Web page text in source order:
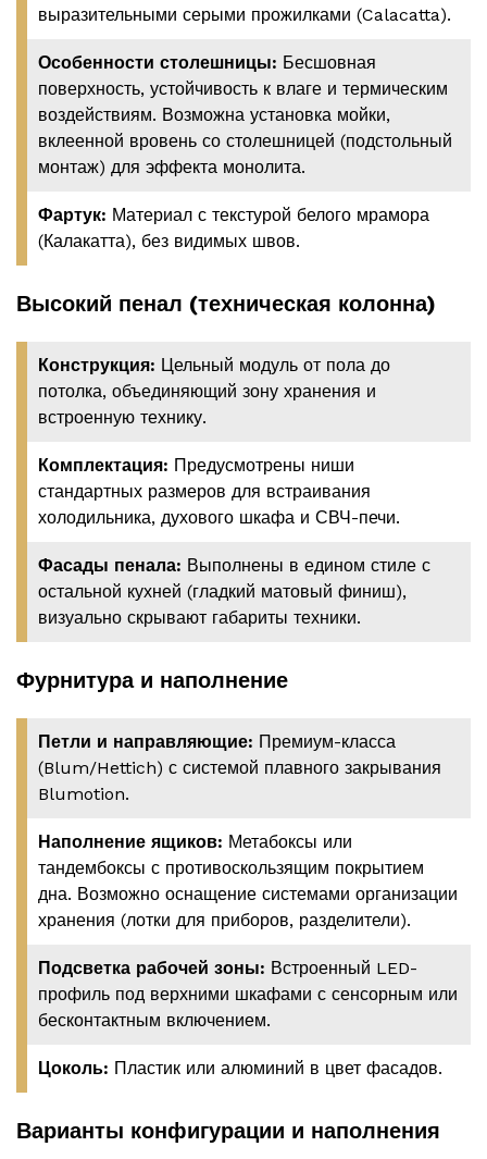
выразительными серыми прожилками (Calacatta).
Особенности столешницы: Бесшовная
поверхность, устойчивость к влаге и термическим
воздействиям. Возможна установка мойки,
вклеенной вровень со столешницей (подстольный
монтаж) для эффекта монолита.
Фартук: Материал с текстурой белого мрамора
(Калакатта), без видимых швов.
Высокий пенал (техническая колонна)
Конструкция: Цельный модуль от пола до
потолка, объединяющий зону хранения и
встроенную технику.
Комплектация: Предусмотрены ниши
стандартных размеров для встраивания
холодильника, духового шкафа и СВЧ-печи.
Фасады пенала: Выполнены в едином стиле с
остальной кухней (гладкий матовый финиш),
визуально скрывают габариты техники.
Фурнитура и наполнение
Петли и направляющие: Премиум-класса
(Blum/Hettich) с системой плавного закрывания
Blumotion.
Наполнение ящиков: Метабоксы или
тандембоксы с противоскользящим покрытием
дна. Возможно оснащение системами организации
хранения (лотки для приборов, разделители).
Подсветка рабочей зоны: Встроенный LED-
профиль под верхними шкафами с сенсорным или
бесконтактным включением.
Цоколь: Пластик или алюминий в цвет фасадов.
Варианты конфигурации и наполнения